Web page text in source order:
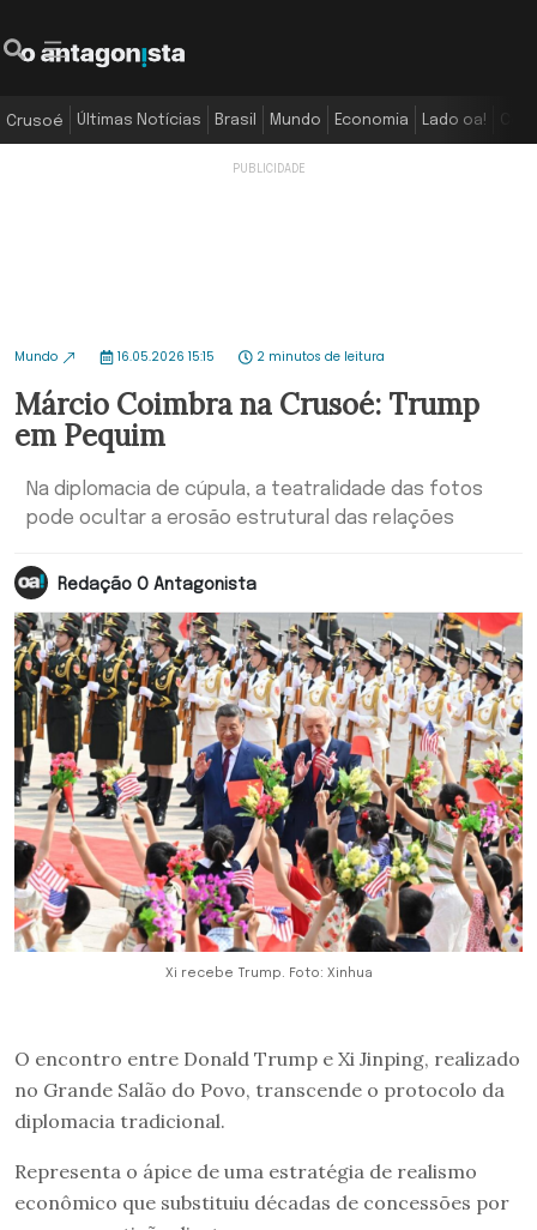
Crusoé Últimas Notícias Brasil Mundo Economia Lado oa!
Mundo 16.05.2026 15:15 2 minutos de leitura
Márcio Coimbra na Crusoé: Trump
em Pequim
Na diplomacia de cúpula, a teatralidade das fotos
pode ocultar a erosão estrutural das relações
Redação O Antagonista
Xi recebe Trump. Foto: Xinhua
O encontro entre Donald Trump e Xi Jinping, realizado
no Grande Salão do Povo, transcende o protocolo da
diplomacia tradicional.
Representa o ápice de uma estratégia de realismo
econômico que substituiu décadas de concessões por